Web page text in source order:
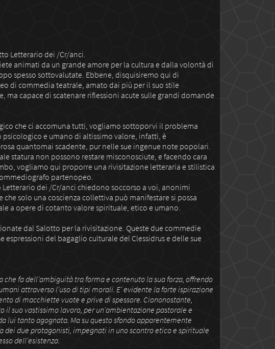
Letterario dei /Cr/anci.
animati da un grande amore per la cultura e dalla volontà di
spesso sottovalutate. Ebbene, disquisiremo qui di
di commedia teatrale, amato dai più per il suo stile
ma capace di scatenare riflessioni acute sulle grandi domande
che ci accomuna tutti, vogliamo sottoporvi il problema
e umano di altissimo valore, infatti, è
quantomai scadente, pur nelle sue ingenue note popolari.
statura non possono restare misconosciute, e facendo cara
vogliamo qui proporre una rivisitazione letteraria e stilistica
partenopeo.
dei /Cr/anci chiedono soccorso a voi, anonimi
solo una coscienza collettiva può manifestare si possa
a opere di cotanto valore spirituale, etico e umano.
dal Salotto per la rivisitazione. Queste due commedie
espressioni del bagaglio culturale del Clessidrus e delle sue
che fa dell'ambiguità tra forma e contenuto la sua forza, offrendo
attraverso l'uso di tipi morali. E' evidente la forte ispirazione
di macchiette vuote e prive di spessore. Ciononostante,
il suo vastissimo lavoro, per un'ambientazione pastorale e
lui tanto agognata. Ma su questo sfondo apparentemente
dei due protagonisti, impegnati in uno scontro etico e spirituale
dell'esistenza.